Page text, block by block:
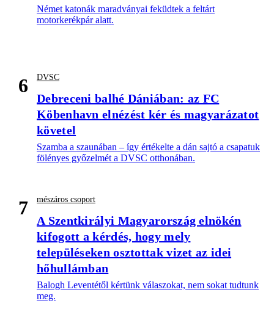
Német katonák maradványai feküdtek a feltárt
motorkerékpár alatt.
6 DVSC
Debreceni balhé Dániában: az FC
Köbenhavn elnézést kér és magyarázatot
követel
Szamba a szaunában – így értékelte a dán sajtó a csapatuk
fölényes győzelmét a DVSC otthonában.
7 mészáros csoport
A Szentkirályi Magyarország elnökén
kifogott a kérdés, hogy mely
településeken osztottak vizet az idei
hőhullámban
Balogh Leventétől kértünk válaszokat, nem sokat tudtunk
meg.